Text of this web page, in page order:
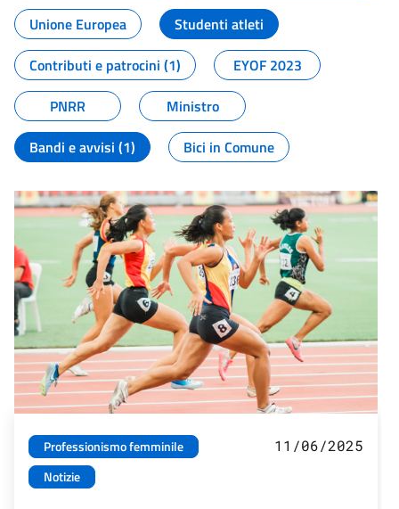
Unione Europea
Studenti atleti
Contributi e patrocini (1)
EYOF 2023
PNRR
Ministro
Bandi e avvisi (1)
Bici in Comune
Professionismo femminile
Notizie
11/06/2025